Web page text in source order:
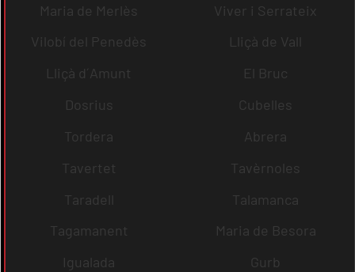
Maria de Merlès
Viver i Serrateix
Vilobí del Penedès
Lliçà de Vall
Lliçà d´Amunt
El Bruc
Dosrius
Cubelles
Tordera
Abrera
Tavertet
Tavèrnoles
Taradell
Talamanca
Tagamanent
Maria de Besora
Igualada
Gurb